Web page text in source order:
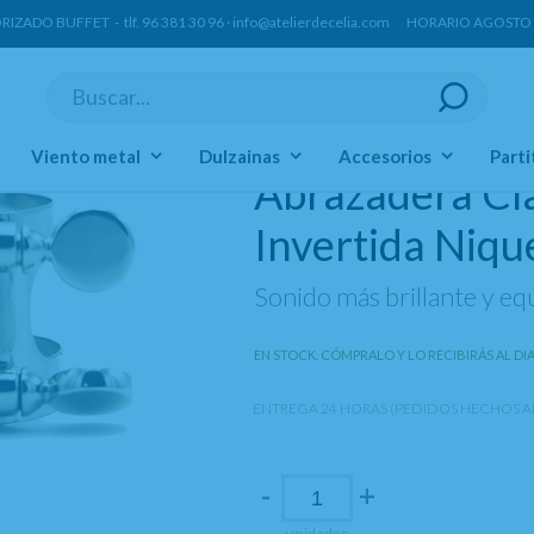
BUFFET - tlf. 96 381 30 96 · info@atelierdecelia.com HORARIO AGOSTO
Viento metal Dulzainas Accesorios
Abrazaderas Sistema Francés
Abrazadera
Invertida
Sonido más brillante y
EN STOCK. CÓMPRALO Y LO RECIBIRÁS AL
ENTREGA 24 HORAS (PEDIDOS HECHOS
- +